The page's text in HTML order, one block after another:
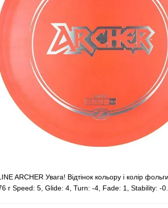
ARCHER Увага! Відтінок кольору і колір
г Speed: 5, Glide: 4, Turn: -4, Fade: 1, Stability: -